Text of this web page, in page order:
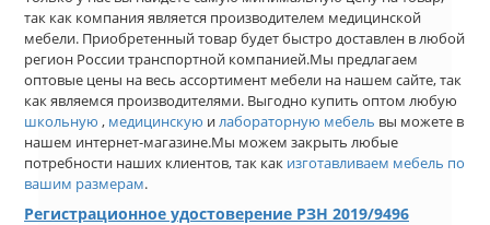
так как компания является производителем медицинской
мебели. Приобретенный товар будет быстро доставлен в любой
регион России транспортной компанией.Мы предлагаем
оптовые цены на весь ассортимент мебели на нашем сайте, так
как являемся производителями. Выгодно купить оптом любую
школьную , медицинскую илабораторную мебель вы можете в
нашем интернет-магазине.Мы можем закрыть любые
потребности наших клиентов, так как изготавливаем мебель по
вашим размерам.
Регистрационное удостоверение РЗН 2019/9496